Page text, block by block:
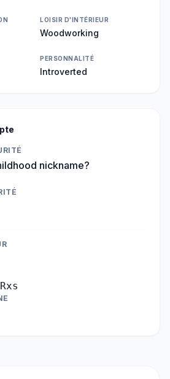
LOISIR D'INTÉRIEUR
Woodworking
PERSONNALITÉ
Introverted
nickname?